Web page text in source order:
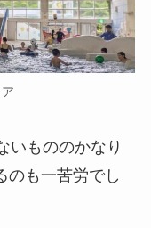
いもののかなり
のも一苦労でし